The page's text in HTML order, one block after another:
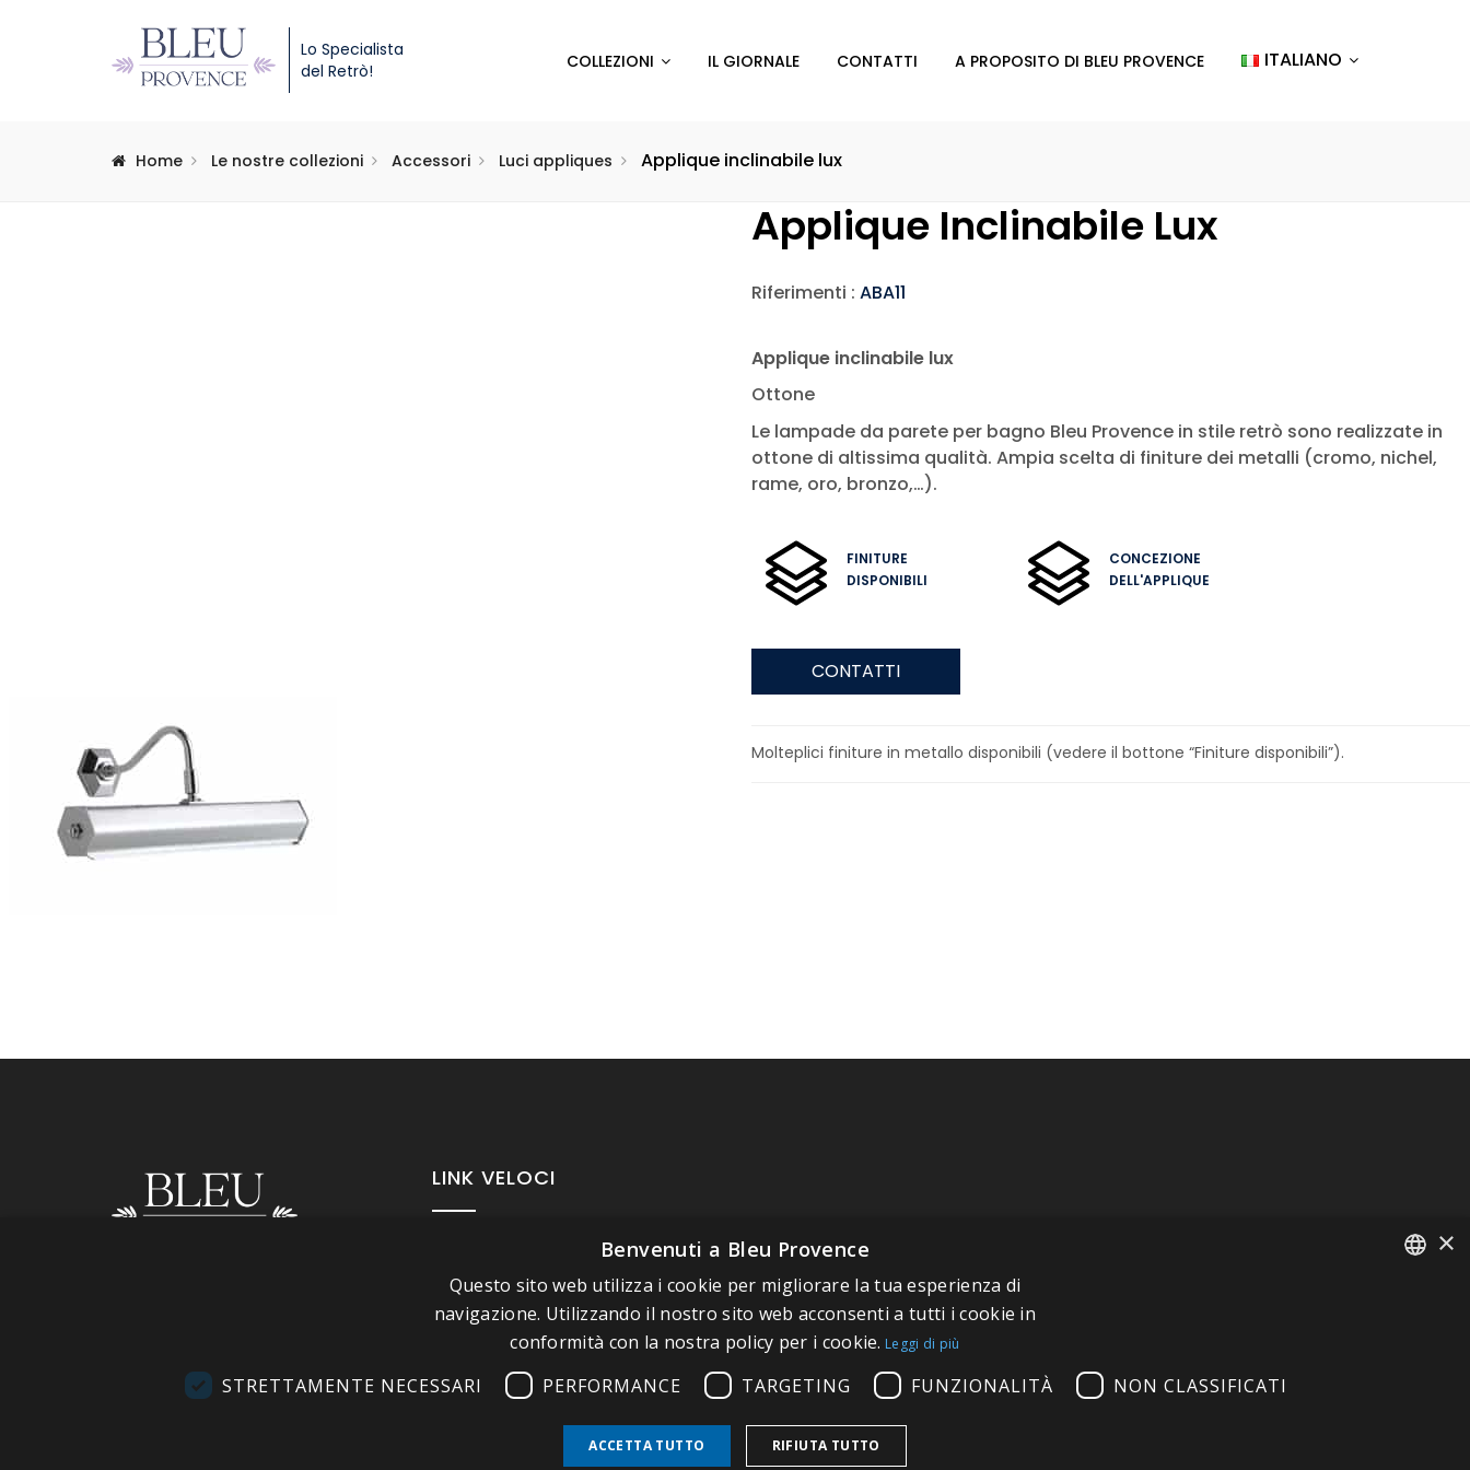
Lo Specialista
del Retrò!
COLLEZIONI IL GIORNALE CONTATTI A PROPOSITO DI BLEU PROVENCE ITALIANO
Home Le nostre collezioni Accessori Luci appliques Applique inclinabile lux
Applique Inclinabile Lux
Riferimenti : ABA11
Applique inclinabile lux
Ottone
Le lampade da parete per bagno Bleu Provence in stile retrò sono realizzate in
ottone di altissima qualità. Ampia scelta di finiture dei metalli (cromo, nichel,
rame, oro, bronzo,…).
FINITURE
DISPONIBILI
CONCEZIONE
DELL'APPLIQUE
CONTATTI
Molteplici finiture in metallo disponibili (vedere il bottone “Finiture disponibili”).
LINK VELOCI
A proposito di Bleu Provence
Informazioni legali
Condizioni di vendita
Contatti
Visitate il nostro Showroom
×
Benvenuti a Bleu Provence
Questo sito web utilizza i cookie per migliorare la tua esperienza di
navigazione. Utilizzando il nostro sito web acconsenti a tutti i cookie in
conformità con la nostra policy per i cookie. Leggi di più
STRETTAMENTE NECESSARI PERFORMANCE TARGETING FUNZIONALITÀ NON CLASSIFICATI
ACCETTA TUTTO RIFIUTA TUTTO